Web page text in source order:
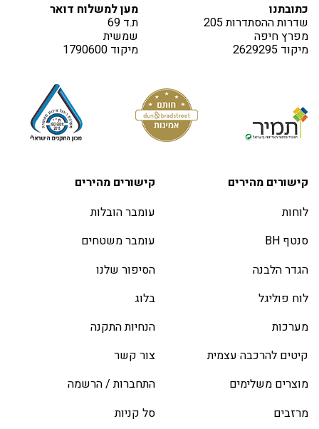
כתובתנו
שדרות ההסתדרות 205
מפרץ חיפה
מיקוד 2629295
מען למשלוח דואר
ת.ד 69
שמשית
מיקוד 1790600
קישורים מהירים
לוחות
סנטף BH
הגדר הלבנה
לוח פוליגל
מערכות
קיטים להרכבה עצמית
מוצרים משלימים
מרזבים
קישורים מהירים
עומבר הובלות
עומבר משטחים
הסיפור שלנו
בלוג
הנחיות התקנה
צור קשר
התחברות / הרשמה
סל קניות